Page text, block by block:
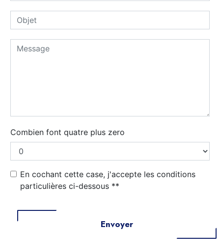
Combien font quatre plus zero
En cochant cette case, j'accepte les conditions
particulières ci-dessous **
Envoyer